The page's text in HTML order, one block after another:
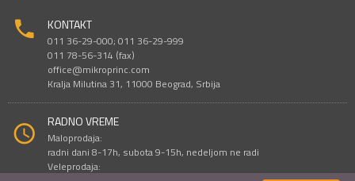
KONTAKT
011 36-29-000; 011 36-29-999
011 78-56-314 (fax)
office@mikroprinc.com
Kralja Milutina 31, 11000 Beograd, Srbija
RADNO VREME
Maloprodaja:
radni dani 8-17h, subota 9-15h, nedeljom ne radi
Veleprodaja: